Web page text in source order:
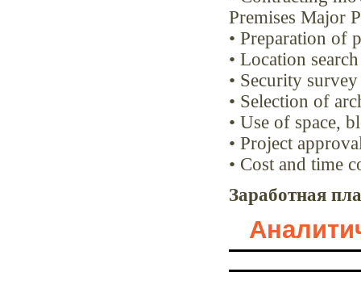
Premises Major
• Preparation of
• Location search
• Security
• Selection of
• Use of space,
• Project
• Cost and time
Заработная